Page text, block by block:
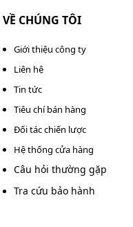
VỀ CHÚNG TÔI
Giới thiệu công ty
Liên hệ
Tin tức
Tiêu chí bán hàng
Đối tác chiến lược
Hệ thống cửa hàng
Câu hỏi thường gặp
Tra cứu bảo hành